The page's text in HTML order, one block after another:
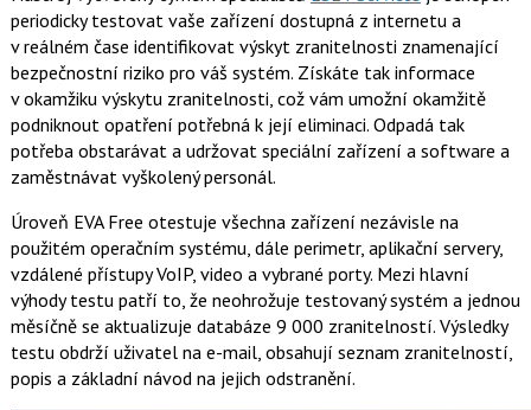
periodicky testovat vaše zařízení dostupná z internetu a
v reálném čase identifikovat výskyt zranitelnosti znamenající
bezpečnostní riziko pro váš systém. Získáte tak informace
v okamžiku výskytu zranitelnosti, což vám umožní okamžitě
podniknout opatření potřebná k její eliminaci. Odpadá tak
potřeba obstarávat a udržovat speciální zařízení a software a
zaměstnávat vyškolený personál.
Úroveň EVA Free otestuje všechna zařízení nezávisle na
použitém operačním systému, dále perimetr, aplikační servery,
vzdálené přístupy VoIP, video a vybrané porty. Mezi hlavní
výhody testu patří to, že neohrožuje testovaný systém a jednou
měsíčně se aktualizuje databáze 9 000 zranitelností. Výsledky
testu obdrží uživatel na e-mail, obsahují seznam zranitelností,
popis a základní návod na jejich odstranění.